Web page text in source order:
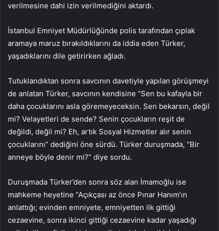
verilmesine dahi izin verilmediğini aktardı.
İstanbul Emniyet Müdürlüğünde polis tarafından çıplak
aramaya maruz bırakıldıklarını da iddia eden Türker,
yaşadıklarını dile getirirken ağladı.
Tutuklandıktan sonra savcının davetiyle yapılan görüşmeyi
de anlatan Türker, savcının kendisine “Sen bu kafayla bir
daha çocuklarını asla göremeyeceksin. Sen bekarsın, değil
mi? Velayetleri de sende? Senin çocukların reşit de
değildi, değil mi? Eh, artık Sosyal Hizmetler alır senin
çocuklarını” dediğini öne sürdü. Türker duruşmada, “Bir
anneye böyle denir mi?” diye sordu.
Duruşmada Türker’den sonra söz alan İmamoğlu ise
mahkeme heyetine “Açıkçası az önce Pınar Hanım’ın
anlattığı; evinden emniyete, emniyetten ilk gittiği
cezaevine, sonra ikinci gittiği cezaevine kadar yaşadığı